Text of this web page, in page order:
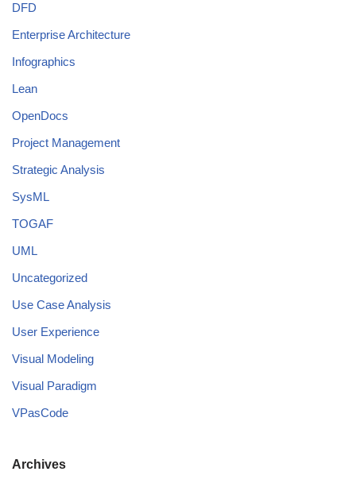
DFD
Enterprise Architecture
Infographics
Lean
OpenDocs
Project Management
Strategic Analysis
SysML
TOGAF
UML
Uncategorized
Use Case Analysis
User Experience
Visual Modeling
Visual Paradigm
VPasCode
Archives